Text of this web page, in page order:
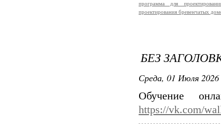
программа для
проектирования бревенчатых
БЕЗ
Среда, 01 Июля
Обучение
https://vk.com/